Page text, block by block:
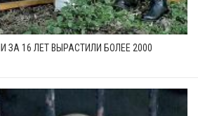
ЗА 16 ЛЕТ ВЫРАСТИЛИ БОЛЕЕ 2000